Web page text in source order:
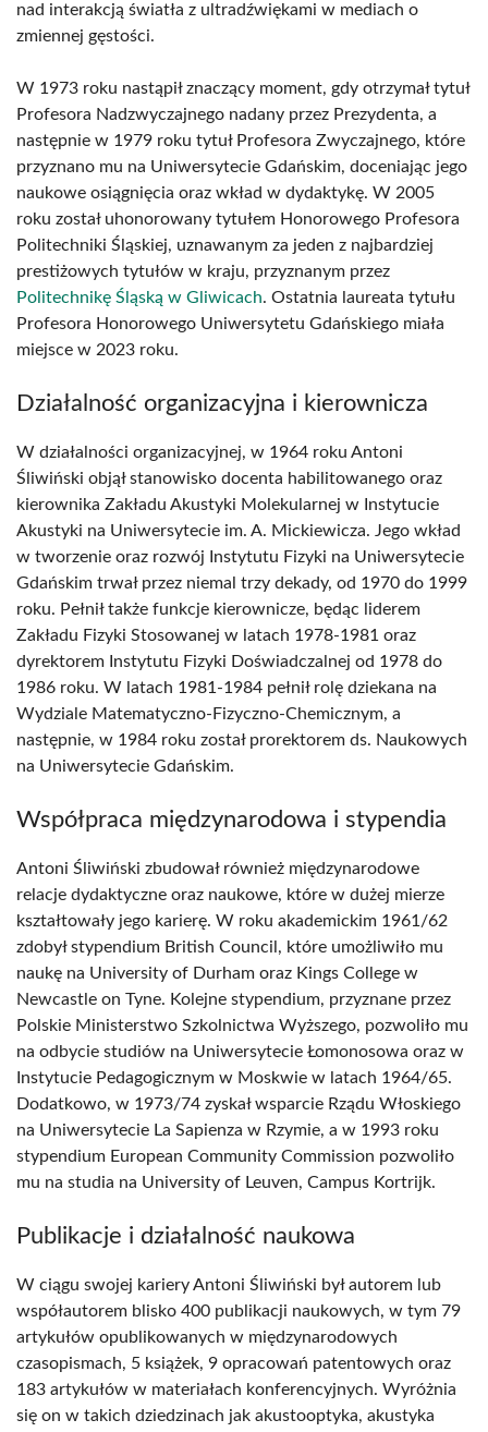
nad interakcją światła z ultradźwiękami w mediach o
zmiennej gęstości.
W 1973 roku nastąpił znaczący moment, gdy otrzymał tytuł
Profesora Nadzwyczajnego nadany przez Prezydenta, a
następnie w 1979 roku tytuł Profesora Zwyczajnego, które
przyznano mu na Uniwersytecie Gdańskim, doceniając jego
naukowe osiągnięcia oraz wkład w dydaktykę. W 2005
roku został uhonorowany tytułem Honorowego Profesora
Politechniki Śląskiej, uznawanym za jeden z najbardziej
prestiżowych tytułów w kraju, przyznanym przez
Politechnikę Śląską w Gliwicach. Ostatnia laureata tytułu
Profesora Honorowego Uniwersytetu Gdańskiego miała
miejsce w 2023 roku.
Działalność organizacyjna i kierownicza
W działalności organizacyjnej, w 1964 roku Antoni
Śliwiński objął stanowisko docenta habilitowanego oraz
kierownika Zakładu Akustyki Molekularnej w Instytucie
Akustyki na Uniwersytecie im. A. Mickiewicza. Jego wkład
w tworzenie oraz rozwój Instytutu Fizyki na Uniwersytecie
Gdańskim trwał przez niemal trzy dekady, od 1970 do 1999
roku. Pełnił także funkcje kierownicze, będąc liderem
Zakładu Fizyki Stosowanej w latach 1978-1981 oraz
dyrektorem Instytutu Fizyki Doświadczalnej od 1978 do
1986 roku. W latach 1981-1984 pełnił rolę dziekana na
Wydziale Matematyczno-Fizyczno-Chemicznym, a
następnie, w 1984 roku został prorektorem ds. Naukowych
na Uniwersytecie Gdańskim.
Współpraca międzynarodowa i stypendia
Antoni Śliwiński zbudował również międzynarodowe
relacje dydaktyczne oraz naukowe, które w dużej mierze
kształtowały jego karierę. W roku akademickim 1961/62
zdobył stypendium British Council, które umożliwiło mu
naukę na University of Durham oraz Kings College w
Newcastle on Tyne. Kolejne stypendium, przyznane przez
Polskie Ministerstwo Szkolnictwa Wyższego, pozwoliło mu
na odbycie studiów na Uniwersytecie Łomonosowa oraz w
Instytucie Pedagogicznym w Moskwie w latach 1964/65.
Dodatkowo, w 1973/74 zyskał wsparcie Rządu Włoskiego
na Uniwersytecie La Sapienza w Rzymie, a w 1993 roku
stypendium European Community Commission pozwoliło
mu na studia na University of Leuven, Campus Kortrijk.
Publikacje i działalność naukowa
W ciągu swojej kariery Antoni Śliwiński był autorem lub
współautorem blisko 400 publikacji naukowych, w tym 79
artykułów opublikowanych w międzynarodowych
czasopismach, 5 książek, 9 opracowań patentowych oraz
183 artykułów w materiałach konferencyjnych. Wyróżnia
się on w takich dziedzinach jak akustooptyka, akustyka